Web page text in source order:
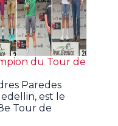
du Tour de
Paredes
est le
Tour de